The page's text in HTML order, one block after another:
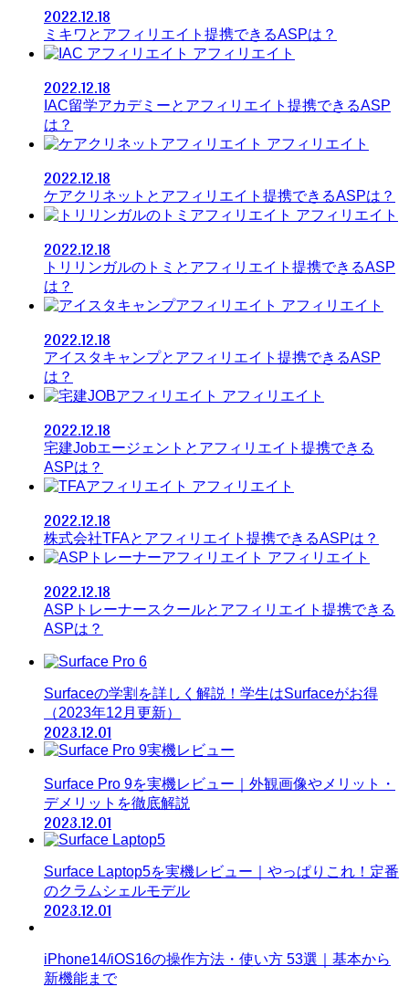
2022.12.18
ミキワとアフィリエイト提携できるASPは？
アフィリエイト
2022.12.18
IAC留学アカデミーとアフィリエイト提携できるASP
は？
アフィリエイト
2022.12.18
ケアクリネットとアフィリエイト提携できるASPは？
アフィリエイト
2022.12.18
トリリンガルのトミとアフィリエイト提携できるASP
は？
アフィリエイト
2022.12.18
アイスタキャンプとアフィリエイト提携できるASP
は？
アフィリエイト
2022.12.18
宅建Jobエージェントとアフィリエイト提携できる
ASPは？
アフィリエイト
2022.12.18
株式会社TFAとアフィリエイト提携できるASPは？
アフィリエイト
2022.12.18
ASPトレーナースクールとアフィリエイト提携できる
ASPは？
Surfaceの学割を詳しく解説！学生はSurfaceがお得
（2023年12月更新）
2023.12.01
Surface Pro 9を実機レビュー｜外観画像やメリット・
デメリットを徹底解説
2023.12.01
Surface Laptop5を実機レビュー｜やっぱりこれ！定番
のクラムシェルモデル
2023.12.01
iPhone14/iOS16の操作方法・使い方 53選｜基本から
新機能まで